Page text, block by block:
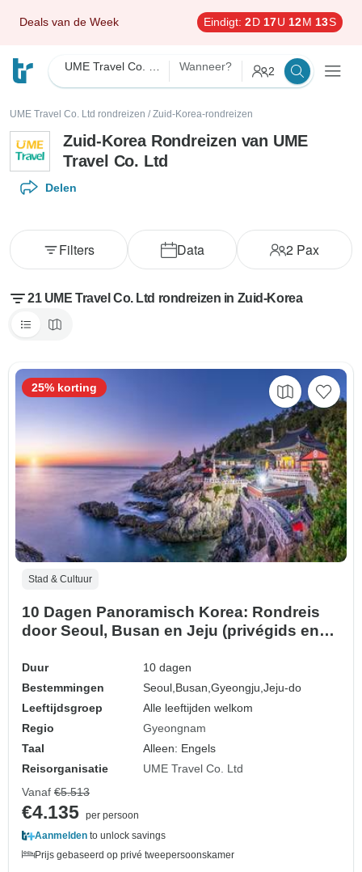
Deals van de Week Eindigt: 2D 17U 12M 11S
Wanneer? 2
UME Travel Co. Ltd rondreizen / Zuid-Korea-rondreizen
Zuid-Korea Rondreizen van UME
Travel Co. Ltd
Delen
Data 2 Pax
Filters
21 UME Travel Co. Ltd rondreizen in Zuid-Korea
Stad & Cultuur
10 Dagen Panoramisch Korea: Rondreis
door Seoul, Busan en Jeju (privégids en
Duur
10 dagen
Bestemmingen
Seoul, Busan,Gyeongju,Jeju-do
Leeftijdsgroep
Alle leeftijden welkom
Regio
Gyeongnam
Taal
Alleen: Engels
Reisorganisatie
UME Travel Co. Ltd
25% korting
Vanaf €5.513
€4.135 per persoon
Aanmelden to unlock savings
Prijs gebaseerd op privé tweepersoonskamer